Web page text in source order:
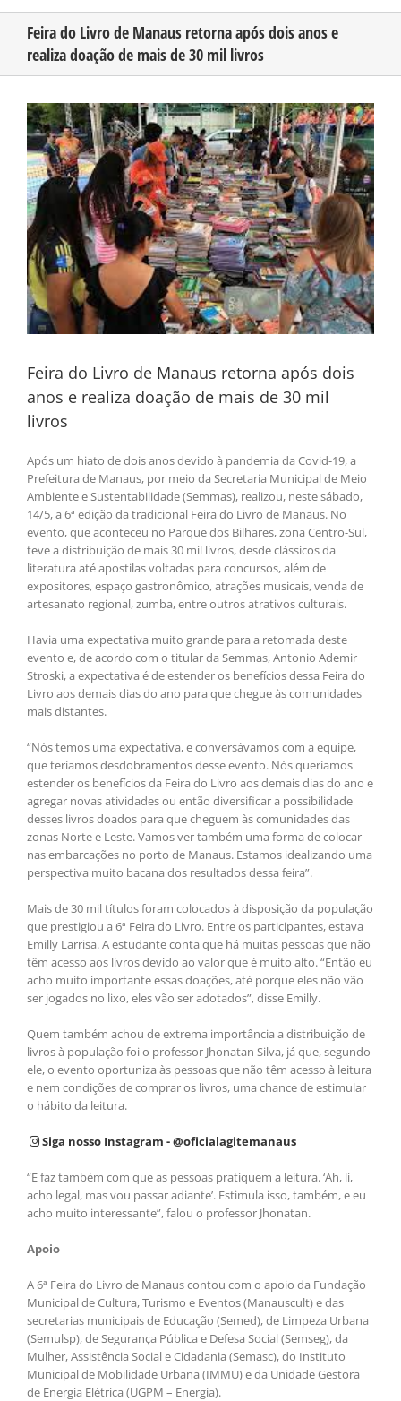
CONHEÇA O AMAZONAS
PUBLICIDADE
CONTATO
Feira do Livro de Manaus retorna após dois anos e
realiza doação de mais de 30 mil livros
View
Larger
Image
Feira do Livro de Manaus retorna após dois
anos e realiza doação de mais de 30 mil
livros
Após um hiato de dois anos devido à pandemia da Covid-19, a
Prefeitura de Manaus, por meio da Secretaria Municipal de Meio
Ambiente e Sustentabilidade (Semmas), realizou, neste sábado,
14/5, a 6ª edição da tradicional Feira do Livro de Manaus. No
evento, que aconteceu no Parque dos Bilhares, zona Centro-Sul,
teve a distribuição de mais 30 mil livros, desde clássicos da
literatura até apostilas voltadas para concursos, além de
expositores, espaço gastronômico, atrações musicais, venda de
artesanato regional, zumba, entre outros atrativos culturais.
Havia uma expectativa muito grande para a retomada deste
evento e, de acordo com o titular da Semmas, Antonio Ademir
Stroski, a expectativa é de estender os benefícios dessa Feira do
Livro aos demais dias do ano para que chegue às comunidades
mais distantes.
“Nós temos uma expectativa, e conversávamos com a equipe,
que teríamos desdobramentos desse evento. Nós queríamos
estender os benefícios da Feira do Livro aos demais dias do ano e
agregar novas atividades ou então diversificar a possibilidade
desses livros doados para que cheguem às comunidades das
zonas Norte e Leste. Vamos ver também uma forma de colocar
nas embarcações no porto de Manaus. Estamos idealizando uma
perspectiva muito bacana dos resultados dessa feira”.
Mais de 30 mil títulos foram colocados à disposição da população
que prestigiou a 6ª Feira do Livro. Entre os participantes, estava
Emilly Larrisa. A estudante conta que há muitas pessoas que não
têm acesso aos livros devido ao valor que é muito alto. “Então eu
acho muito importante essas doações, até porque eles não vão
ser jogados no lixo, eles vão ser adotados”, disse Emilly.
Quem também achou de extrema importância a distribuição de
livros à população foi o professor Jhonatan Silva, já que, segundo
ele, o evento oportuniza às pessoas que não têm acesso à leitura
e nem condições de comprar os livros, uma chance de estimular
o hábito da leitura.
Siga nosso Instagram - @oficialagitemanaus
“E faz também com que as pessoas pratiquem a leitura. ‘Ah, li,
acho legal, mas vou passar adiante’. Estimula isso, também, e eu
acho muito interessante”, falou o professor Jhonatan.
Apoio
A 6ª Feira do Livro de Manaus contou com o apoio da Fundação
Municipal de Cultura, Turismo e Eventos (Manauscult) e das
secretarias municipais de Educação (Semed), de Limpeza Urbana
(Semulsp), de Segurança Pública e Defesa Social (Semseg), da
Mulher, Assistência Social e Cidadania (Semasc), do Instituto
Municipal de Mobilidade Urbana (IMMU) e da Unidade Gestora
de Energia Elétrica (UGPM – Energia).